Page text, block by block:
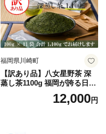
福岡県川崎町
【訳あり品】八女星野茶 深
蒸し茶1100g 福岡が誇る日本
茶_ 訳アリ 常温 お茶 茶袋 常
備品 おちゃ ocha 茶葉 緑茶
12,000円